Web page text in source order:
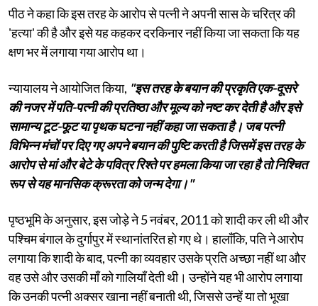
पीठ ने कहा कि इस तरह के आरोप से पत्नी ने अपनी सास के चरित्र की
'हत्या' की है और इसे यह कहकर दरकिनार नहीं किया जा सकता कि यह
क्षण भर में लगाया गया आरोप था।
न्यायालय ने आयोजित किया, "इस तरह के बयान की प्रकृति एक-दूसरे
की नजर में पति-पत्नी की प्रतिष्ठा और मूल्य को नष्ट कर देती है और इसे
सामान्य टूट-फूट या पृथक घटना नहीं कहा जा सकता है। जब पत्नी
विभिन्न मंचों पर दिए गए अपने बयान की पुष्टि करती है जिसमें इस तरह के
आरोप से मां और बेटे के पवित्र रिश्ते पर हमला किया जा रहा है तो निश्चित
रूप से यह मानसिक क्रूरता को जन्म देगा।"
पृष्ठभूमि के अनुसार, इस जोड़े ने 5 नवंबर, 2011 को शादी कर ली थी और
पश्चिम बंगाल के दुर्गापुर में स्थानांतरित हो गए थे। हालाँकि, पति ने आरोप
लगाया कि शादी के बाद, पत्नी का व्यवहार उसके प्रति अच्छा नहीं था और
वह उसे और उसकी माँ को गालियाँ देती थी। उन्होंने यह भी आरोप लगाया
कि उनकी पत्नी अक्सर खाना नहीं बनाती थी, जिससे उन्हें या तो भूखा